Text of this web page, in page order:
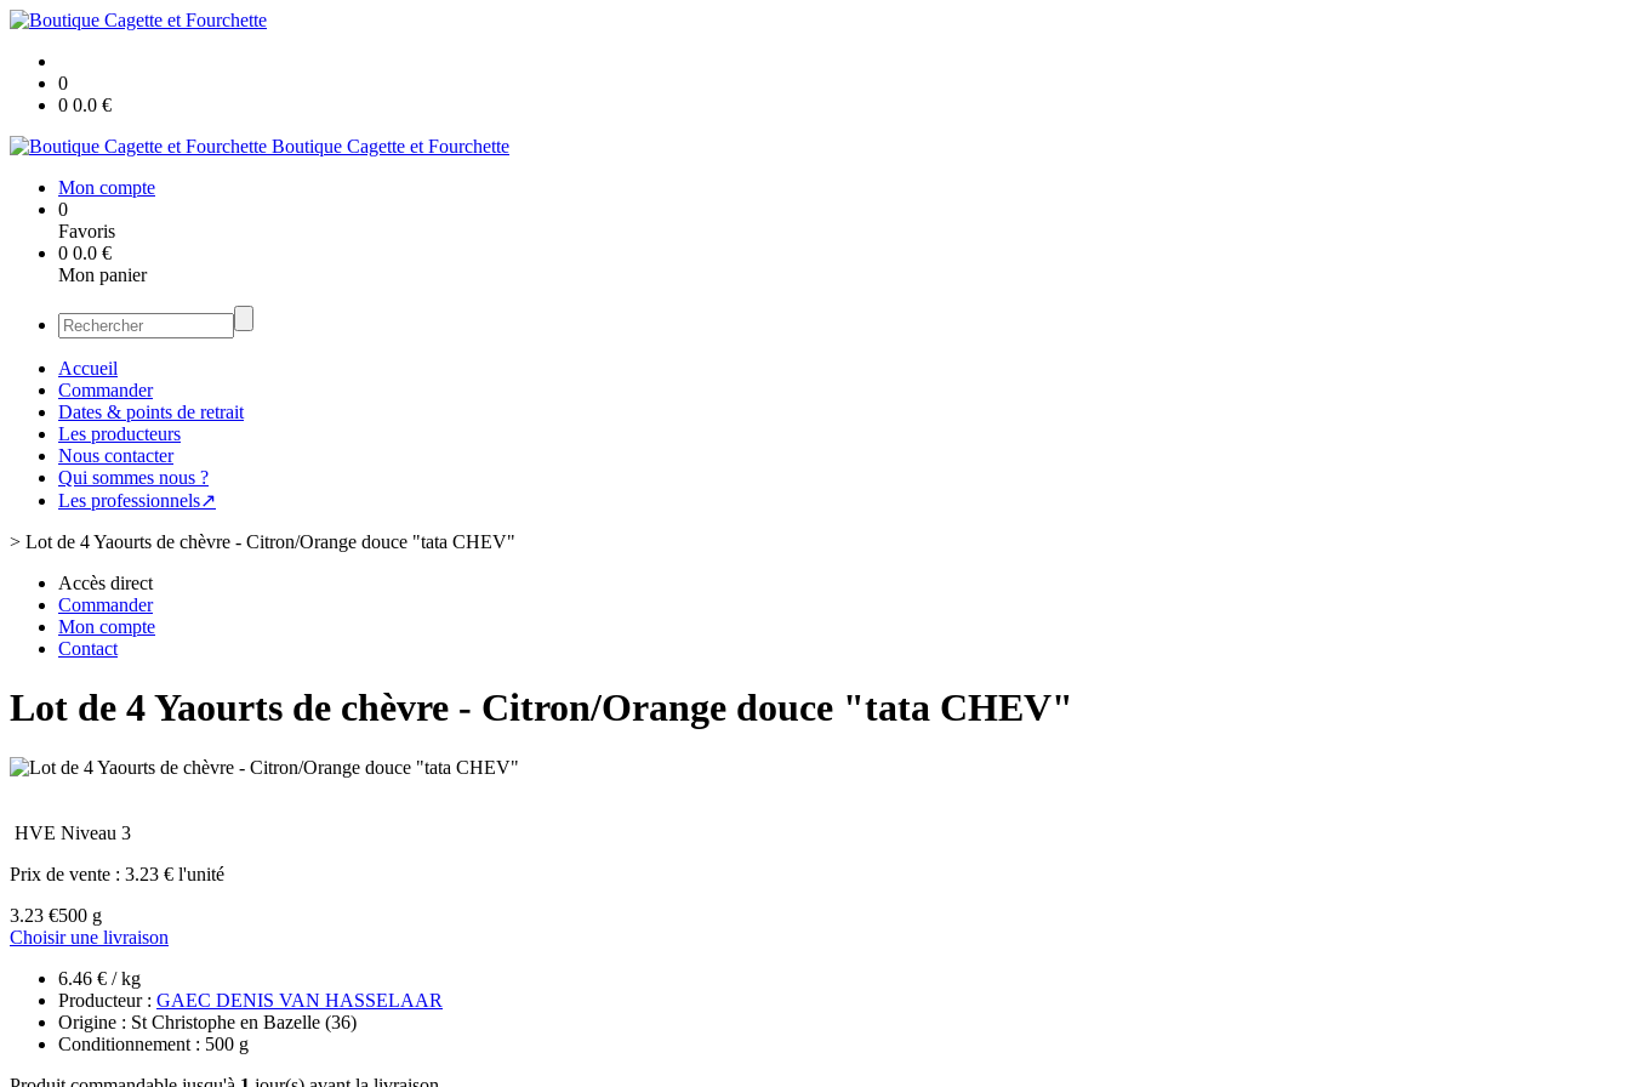
0
0 0.0 €
Boutique Cagette et Fourchette
Mon compte
0
Favoris
0 0.0 €
Mon panier
Accueil
Commander
Dates & points de retrait
Les producteurs
Nous contacter
Qui sommes nous ?
Les professionnels↗
> Lot de 4 Yaourts de chèvre - Citron/Orange douce "tata CHEV"
Accès direct
Commander
Mon compte
Contact
Lot de 4 Yaourts de chèvre - Citron/Orange douce "tata CHEV"
HVE Niveau 3
Prix de vente : 3.23 € l'unité
3.23 €500 g
Choisir une livraison
6.46 € / kg
Producteur : GAEC DENIS VAN HASSELAAR
Origine : St Christophe en Bazelle (36)
Conditionnement : 500 g